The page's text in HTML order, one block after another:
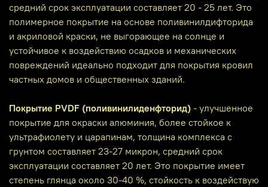
средний срок эксплуатации составляет 20 - 25 лет. Это
полимерное покрытие на основе поливинилдифторида
и акриловой краски, не выгорающее на солнце и
устойчивое к воздействию осадков и механических
повреждений идеально подходит для покрытия кровил
частных домов и общественных зданий.
Покрытие PVDF (поливинилиденфторид) - улучшенное
покрытие для окраски алюминия, более стойкое к
ультрафиолету и царапинам, толщина комплекса с
грунтом составляет 23-27 микрон, средний срок
эксплуатации составляет 20 лет. Это покрытие имеет
степень глянца около 30-40 %, стойкость к воздействую